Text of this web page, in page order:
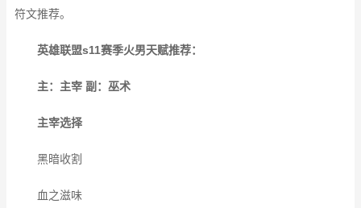
符文推荐。
英雄联盟s11赛季火男天赋推荐：
主：主宰 副：巫术
主宰选择
黑暗收割
血之滋味